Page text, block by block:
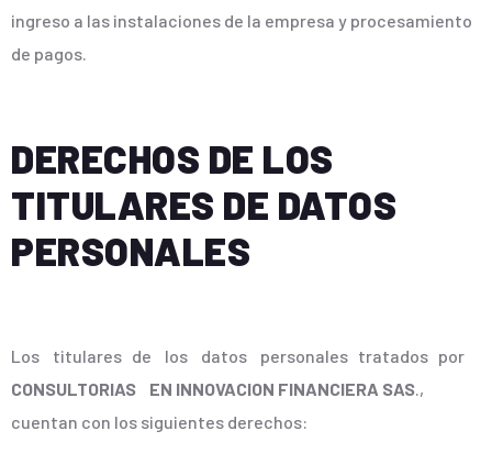
ingreso a las instalaciones de la empresa y procesamiento
de pagos.
DERECHOS DE LOS
TITULARES DE DATOS
PERSONALES
Los titulares de los datos personales tratados por
CONSULTORIAS EN INNOVACION FINANCIERA SAS.,
cuentan con los siguientes derechos: